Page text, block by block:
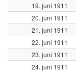
19. juni 1911
20. juni 1911
21. juni 1911
22. juni 1911
23. juni 1911
24. juni 1911